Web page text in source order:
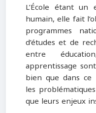
L’École étant un
humain, elle fait
programmes
d’études et de
entre
apprentissage
bien que dans ce
les
que leurs enjeux